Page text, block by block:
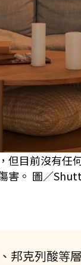
目前沒有
害。 圖／
、邦克列酸等